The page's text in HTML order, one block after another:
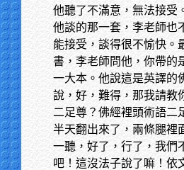
他聽了不滿意，無法接受
他談的那一套，李老師也
能接受，談得很不愉快。
書，李老師問他，你帶的
一大本。他說這是英譯的
說，好，難得，那我請教
二足尊？佛經裡頭術語二
半天翻出來了，兩條腿裡
一聽，好了，行了，我們
吧！這沒法子說了嘛！依